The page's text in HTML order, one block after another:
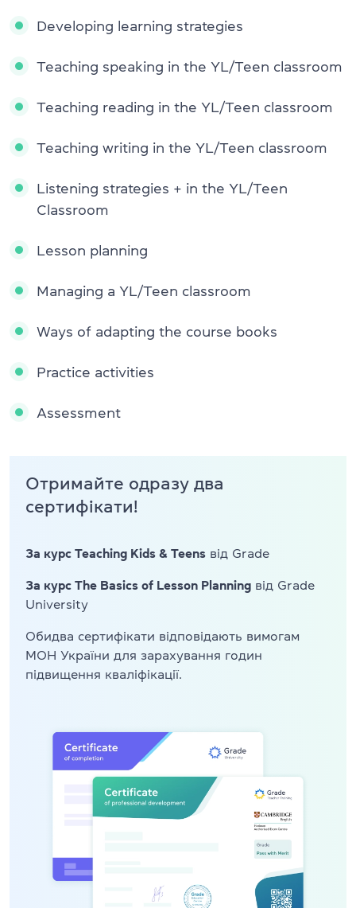
Developing learning strategies
Teaching speaking in the YL/Teen classroom
Teaching reading in the YL/Teen classroom
Teaching writing in the YL/Teen classroom
Listening strategies + in the YL/Teen
Classroom
Lesson planning
Managing a YL/Teen classroom
Ways of adapting the course books
Practice activities
Assessment
Отримайте одразу два
сертифікати!
За курс Teaching Kids & Teens від Grade
За курс The Basics of Lesson Planning від Grade
University
Обидва сертифікати відповідають вимогам
МОН України для зарахування годин
підвищення кваліфікації.